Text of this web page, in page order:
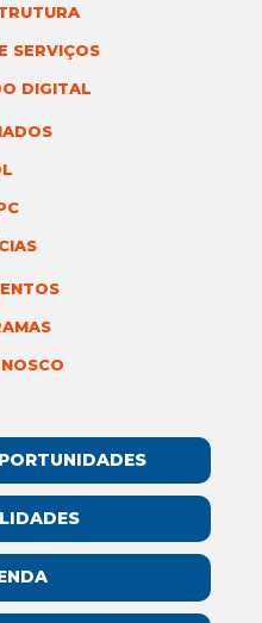
SERVIÇOS
DIGITAL